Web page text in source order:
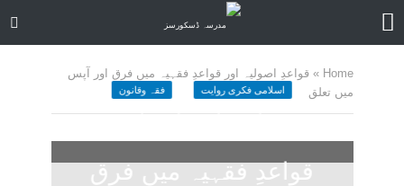
Home
»قواعدِ اصولیہ اور قواعدِ فقہیہ میں فرق اور آپس
میں تعلق
اسلامی فکری روایت فقہ وقانون
قواعدِ فقہیہ میں فرق